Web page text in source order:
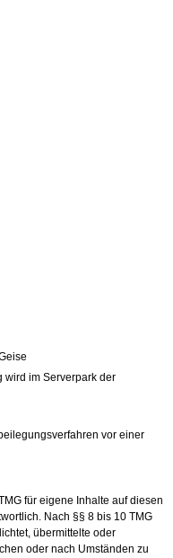
wird im Serverpark der
vor einer
für eigene Inhalte auf diesen
Nach §§ 8 bis 10 TMG
übermittelte oder
oder nach Umständen zu